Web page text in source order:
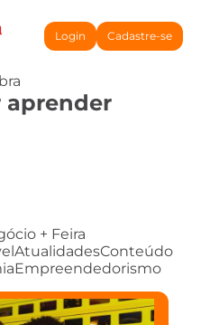
Login Cadastre-se
aprender
+ Feira
AtualidadesConteúdo
Empreendedorismo